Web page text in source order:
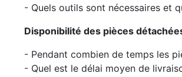
- Quels outils sont nécessaires et
Disponibilité des pièces
- Pendant combien de temps les
- Quel est le délai moyen de